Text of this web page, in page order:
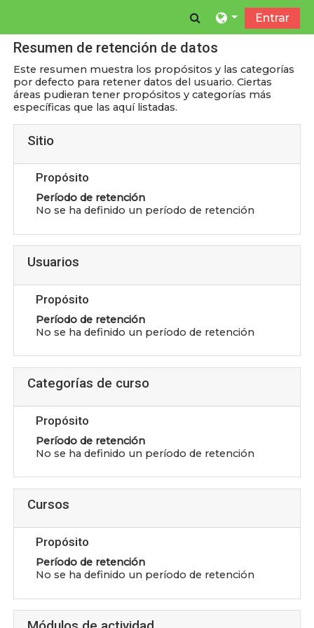
Toggle search
Entrar
Resumen de retención de datos
Este resumen muestra los propósitos y las categorías
por defecto para retener datos del usuario. Ciertas
áreas pudieran tener propósitos y categorías más
específicas que las aquí listadas.
Sitio
Propósito
Período de retención
No se ha definido un período de retención
Usuarios
Propósito
Período de retención
No se ha definido un período de retención
Categorías de curso
Propósito
Período de retención
No se ha definido un período de retención
Cursos
Propósito
Período de retención
No se ha definido un período de retención